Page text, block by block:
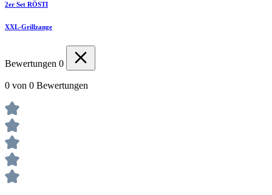
2er Set RÖSTI
XXL-Grillzange
Bewertungen 0
0 von 0 Bewertungen